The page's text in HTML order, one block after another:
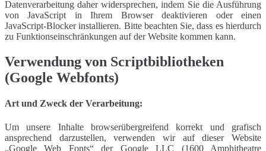
Datenverarbeitung daher widersprechen, indem Sie die Ausführung
von JavaScript in Ihrem Browser deaktivieren oder einen
JavaScript-Blocker installieren. Bitte beachten Sie, dass es hierdurch
zu Funktionseinschränkungen auf der Website kommen kann.
Verwendung von Scriptbibliotheken
(Google Webfonts)
Art und Zweck der Verarbeitung:
Um unsere Inhalte browserübergreifend korrekt und grafisch
ansprechend darzustellen, verwenden wir auf dieser Website
„Google Web Fonts“ der Google LLC (1600 Amphitheatre